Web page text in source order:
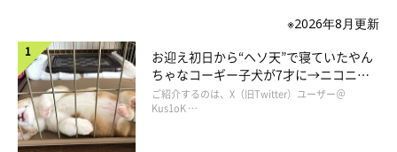
※2026年8月更新
お迎え初日から“ヘソ天”で寝ていたやん
ちゃなコーギー子犬が7才に→ニコニ
コ“コーギースマイル”が魅力のコに成
長！
ご紹介するのは、X（旧Twitter）ユーザー＠
Kus1oK …